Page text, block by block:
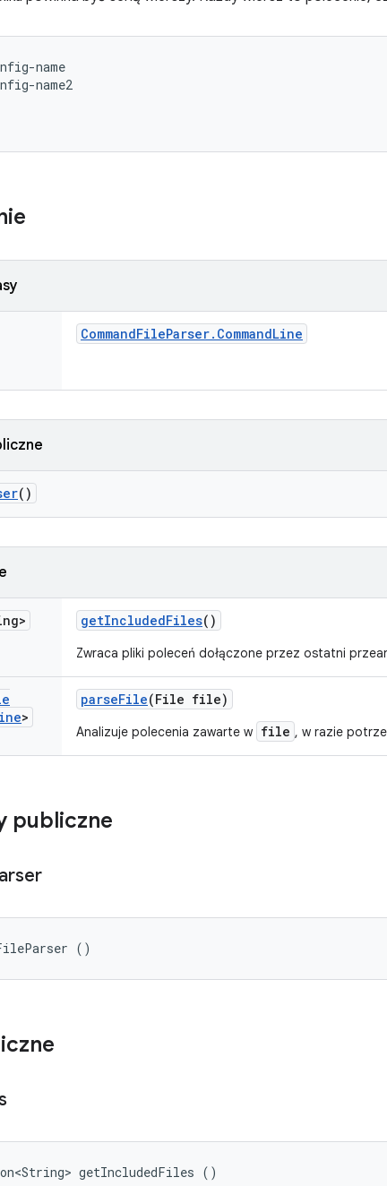
name
name2
CommandFileParser. CommandLine
()
getIncludedFiles()
Zwraca pliki poleceń dołączone przez ostatni
>
parseFile(File file)
Analizuje polecenia zawarte w file , w razie
publiczne
()
getIncludedFiles ()